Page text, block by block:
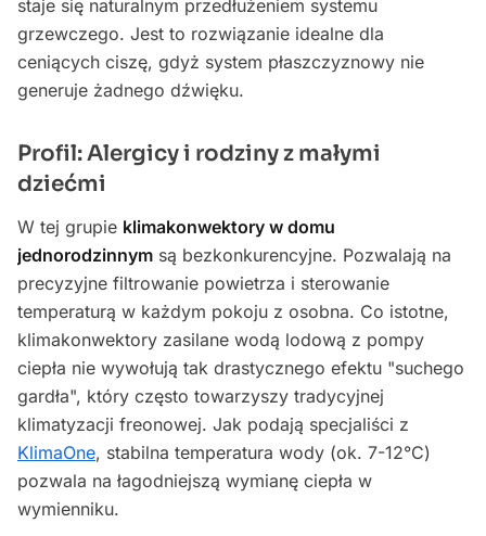
staje się naturalnym przedłużeniem systemu
grzewczego. Jest to rozwiązanie idealne dla
ceniących ciszę, gdyż system płaszczyznowy nie
generuje żadnego dźwięku.
Profil: Alergicy i rodziny z małymi
dziećmi
W tej grupie klimakonwektory w domu
jednorodzinnym są bezkonkurencyjne. Pozwalają na
precyzyjne filtrowanie powietrza i sterowanie
temperaturą w każdym pokoju z osobna. Co istotne,
klimakonwektory zasilane wodą lodową z pompy
ciepła nie wywołują tak drastycznego efektu "suchego
gardła", który często towarzyszy tradycyjnej
klimatyzacji freonowej. Jak podają specjaliści z
KlimaOne, stabilna temperatura wody (ok. 7-12°C)
pozwala na łagodniejszą wymianę ciepła w
wymienniku.